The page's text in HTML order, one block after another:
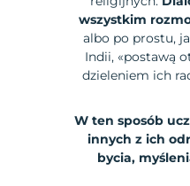
wszystkim
albo po prostu,
Indii, «postawą
dzieleniem ich
W ten sposób
innych z ich
bycia,